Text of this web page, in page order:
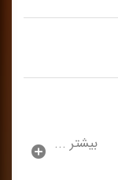
بیشتر ...